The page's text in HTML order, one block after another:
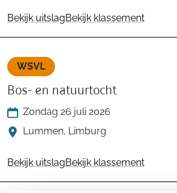
Bekijk uitslagBekijk klassement
WSVL
Bos- en natuurtocht
Zondag 26 juli 2026
Lummen, Limburg
Bekijk uitslagBekijk klassement